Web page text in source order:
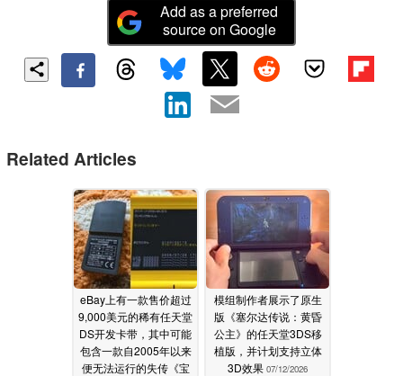
Add as a preferred
source on Google
Related Articles
eBay上有一款售价超过
9,000美元的稀有任天堂
DS开发卡带，其中可能
包含一款自2005年以来
便无法运行的失传《宝
模组制作者展示了原生
版《塞尔达传说：黄昏
公主》的任天堂3DS移
植版，并计划支持立体
3D效果 07/12/2026